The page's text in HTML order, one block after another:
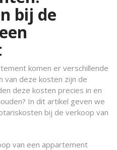
bij de
komen er verschillende
van deze kosten zijn de
deze kosten precies in en
In dit artikel geven we
bij de verkoop van
van een appartement